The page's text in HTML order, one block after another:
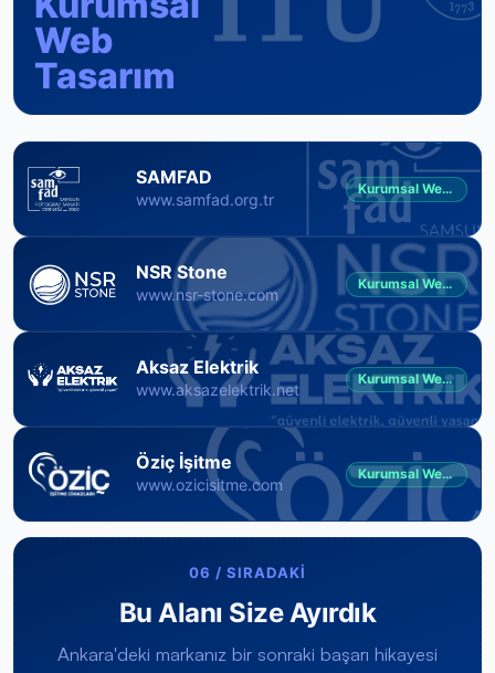
Web
Tasarım
SAMFAD
www.samfad.org.tr
Kurumsal Web Tasarım
NSR Stone
www.nsr-stone.com
Kurumsal Web Tasarım
Aksaz Elektrik
www.aksazelektrik.net
Kurumsal Web Tasarım
Öziç İşitme
www.ozicisitme.com
Kurumsal Web Tasarım
06 / SIRADAKİ
Bu Alanı Size Ayırdık
Ankara'deki markanız bir sonraki başarı hikayesi